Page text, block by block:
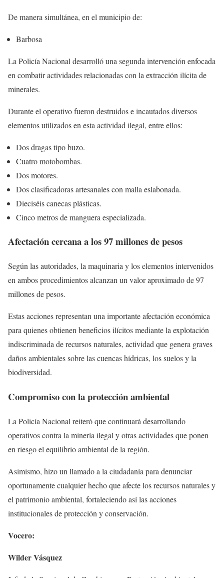
De manera simultánea, en el municipio de:
Barbosa
La Policía Nacional desarrolló una segunda intervención enfocada
en combatir actividades relacionadas con la extracción ilícita de
minerales.
Durante el operativo fueron destruidos e incautados diversos
elementos utilizados en esta actividad ilegal, entre ellos:
Dos dragas tipo buzo.
Cuatro motobombas.
Dos motores.
Dos clasificadoras artesanales con malla eslabonada.
Dieciséis canecas plásticas.
Cinco metros de manguera especializada.
Afectación cercana a los 97 millones de pesos
Según las autoridades, la maquinaria y los elementos intervenidos
en ambos procedimientos alcanzan un valor aproximado de 97
millones de pesos.
Estas acciones representan una importante afectación económica
para quienes obtienen beneficios ilícitos mediante la explotación
indiscriminada de recursos naturales, actividad que genera graves
daños ambientales sobre las cuencas hídricas, los suelos y la
biodiversidad.
Compromiso con la protección ambiental
La Policía Nacional reiteró que continuará desarrollando
operativos contra la minería ilegal y otras actividades que ponen
en riesgo el equilibrio ambiental de la región.
Asimismo, hizo un llamado a la ciudadanía para denunciar
oportunamente cualquier hecho que afecte los recursos naturales y
el patrimonio ambiental, fortaleciendo así las acciones
institucionales de protección y conservación.
Vocero:
Wilder Vásquez